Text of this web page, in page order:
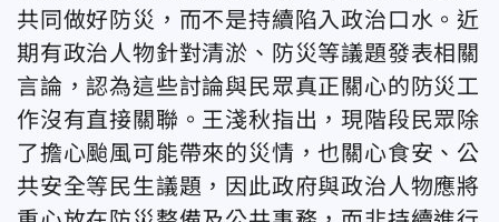
共同做好防災，而不是持續陷入政治口水。近
期有政治人物針對清淤、防災等議題發表相關
言論，認為這些討論與民眾真正關心的防災工
作沒有直接關聯。王淺秋指出，現階段民眾除
了擔心颱風可能帶來的災情，也關心食安、公
共安全等民生議題，因此政府與政治人物應將